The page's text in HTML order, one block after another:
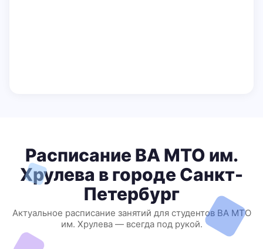
Расписание ВА МТО им.
Хрулева в городе Санкт-
Петербург
Актуальное расписание занятий для студентов ВА МТО
им. Хрулева — всегда под рукой.